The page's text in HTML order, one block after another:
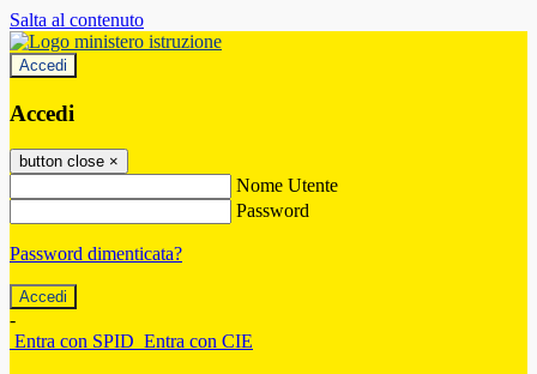
Salta al contenuto
Accedi
Accedi
button close ×
Nome Utente
Password
Password dimenticata?
-
Entra con SPID Entra con CIE